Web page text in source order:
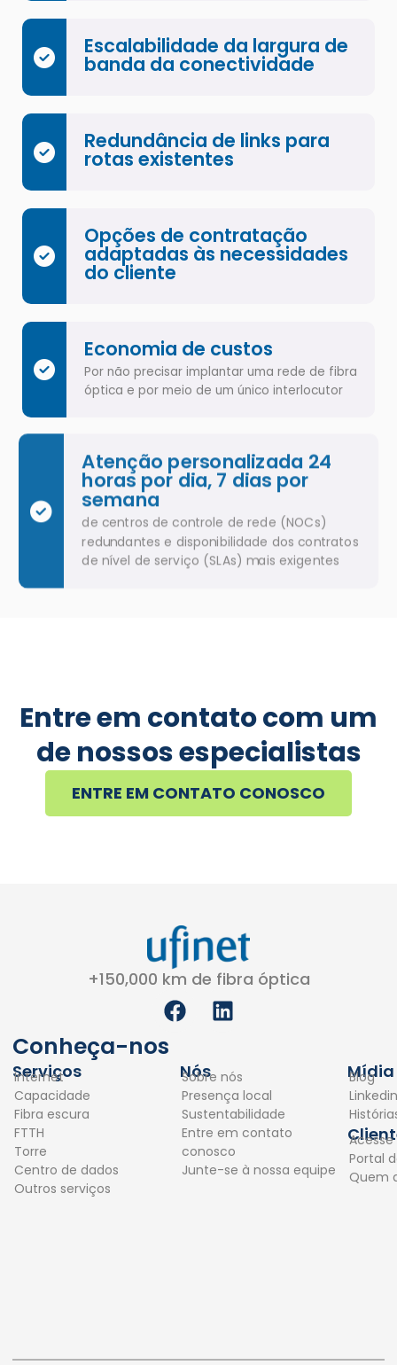
Escalabilidade da largura de
banda da conectividade
Redundância de links para
rotas existentes
Opções de contratação
adaptadas às necessidades
do cliente
Economia de custos
Por não precisar implantar uma rede de fibra
óptica e por meio de um único interlocutor
Atenção personalizada 24
horas por dia, 7 dias por
semana
de centros de controle de rede (NOCs)
redundantes e disponibilidade dos contratos
de nível de serviço (SLAs) mais exigentes
Entre em contato com um
de nossos especialistas
ENTRE EM CONTATO CONOSCO
+150,000 km de fibra óptica
F
a
e
b
o
o
k
L
i
k
e
d
i
n
Conheça-nos
Serviços
Internet
Capacidade
Fibra escura
FTTH
Torre
Centro de dados
Outros serviços
Nós
Sobre nós
Presença local
Sustentabilidade
Entre em contato
conosco
Junte-se à nossa equipe
Mídia
Blog
Linkedin
Acesse
Portal
Quem